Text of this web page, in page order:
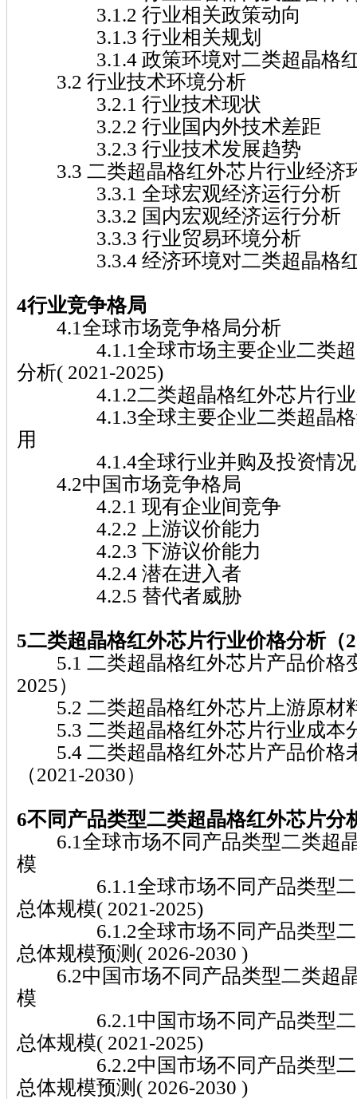
3.1.2 行业相关政策动向
3.1.3 行业相关规划
3.1.4 政策环境对二类超晶格红
3.2 行业技术环境分析
3.2.1 行业技术现状
3.2.2 行业国内外技术差距
3.2.3 行业技术发展趋势
3.3 二类超晶格红外芯片行业经济
3.3.1 全球宏观经济运行分析
3.3.2 国内宏观经济运行分析
3.3.3 行业贸易环境分析
3.3.4 经济环境对二类超晶格红
4行业竞争格局
4.1全球市场竞争格局分析
4.1.1全球市场主要企业二类超
分析( 2021-2025)
4.1.2二类超晶格红外芯片行业
4.1.3全球主要企业二类超晶格
用
4.1.4全球行业并购及投资情况
4.2中国市场竞争格局
4.2.1 现有企业间竞争
4.2.2 上游议价能力
4.2.3 下游议价能力
4.2.4 潜在进入者
4.2.5 替代者威胁
5二类超晶格红外芯片行业价格分析（
5.1 二类超晶格红外芯片产品价格
2025）
5.2 二类超晶格红外芯片上游原材
5.3 二类超晶格红外芯片行业成本
5.4 二类超晶格红外芯片产品价格
（2021-2030）
6不同产品类型二类超晶格红外芯片分
6.1全球市场不同产品类型二类超
模
6.1.1全球市场不同产品类型二
总体规模( 2021-2025)
6.1.2全球市场不同产品类型二
总体规模预测( 2026-2030 )
6.2中国市场不同产品类型二类超
模
6.2.1中国市场不同产品类型二
总体规模( 2021-2025)
6.2.2中国市场不同产品类型二
总体规模预测( 2026-2030 )